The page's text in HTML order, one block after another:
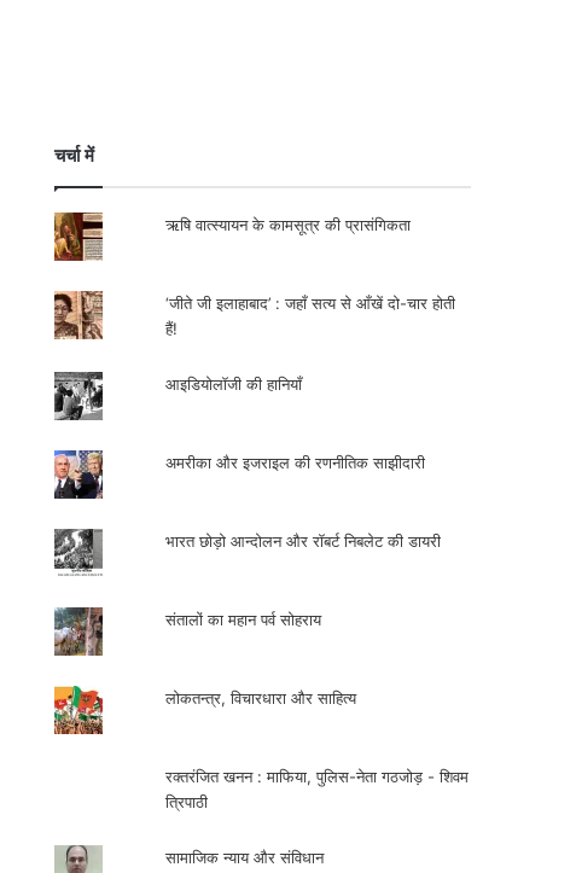
चर्चा में
ऋषि वात्स्यायन के कामसूत्र की प्रासंगिकता
‘जीते जी इलाहाबाद’ : जहाँ सत्य से आँखें दो-चार होती
हैं!
आइडियोलॉजी की हानियाँ
अमरीका और इजराइल की रणनीतिक साझीदारी
भारत छोड़ो आन्दोलन और रॉबर्ट निबलेट की डायरी
संतालों का महान पर्व सोहराय
लोकतन्त्र, विचारधारा और साहित्य
रक्तरंजित खनन : माफिया, पुलिस-नेता गठजोड़ - शिवम
त्रिपाठी
सामाजिक न्याय और संविधान